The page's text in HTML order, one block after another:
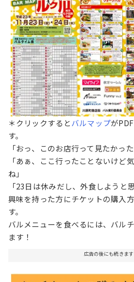
＊クリックするとバルマップが
す。
「おっ、このお店行って見たかっ
「あぁ、ここ行ったことないけど
ね」
「23日は休みだし、外食しようと
興味を持った方にチケットの購入
す。
バルメニューを食べるには、バル
ます！
広告の後にも続きます